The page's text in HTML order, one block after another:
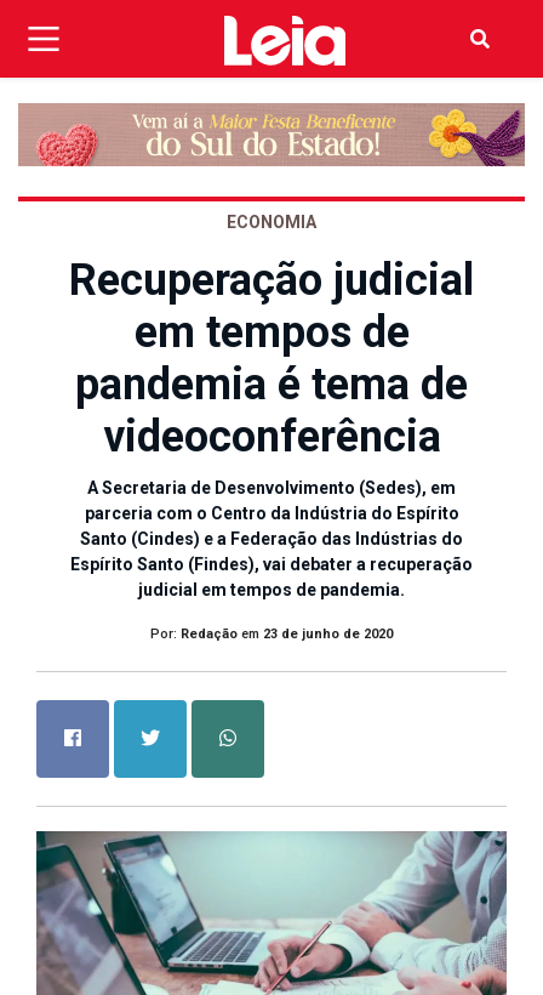
ECONOMIA
Recuperação judicial
em tempos de
pandemia é tema de
videoconferência
A Secretaria de Desenvolvimento (Sedes), em
parceria com o Centro da Indústria do Espírito
Santo (Cindes) e a Federação das Indústrias do
Espírito Santo (Findes), vai debater a recuperação
judicial em tempos de pandemia.
Por: Redação em 23 de junho de 2020